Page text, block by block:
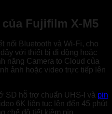
Fujifilm X-M5
nối Bluetooth và Wi-Fi, cho
với thiết bị di động hoặc
năng Camera to Cloud của
ảnh hoặc video trực tiếp lên
SD hỗ trợ chuẩn UHS-I và pin
6K liên tục lên đến 45 phút